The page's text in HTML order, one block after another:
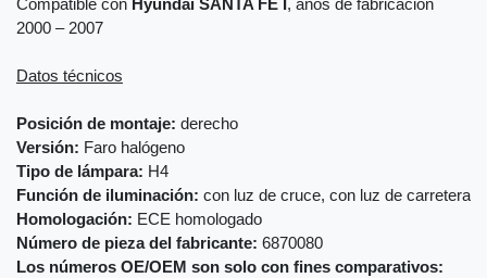
Compatible con Hyundai SANTA FÉ I , años de fabricación
2000 – 2007
Datos técnicos
Posición de montaje: derecho
Versión: Faro halógeno
Tipo de lámpara: H4
Función de iluminación: con luz de cruce, con luz de carretera
Homologación: ECE homologado
Número de pieza del fabricante: 6870080
Los números OE/OEM son solo con fines comparativos: